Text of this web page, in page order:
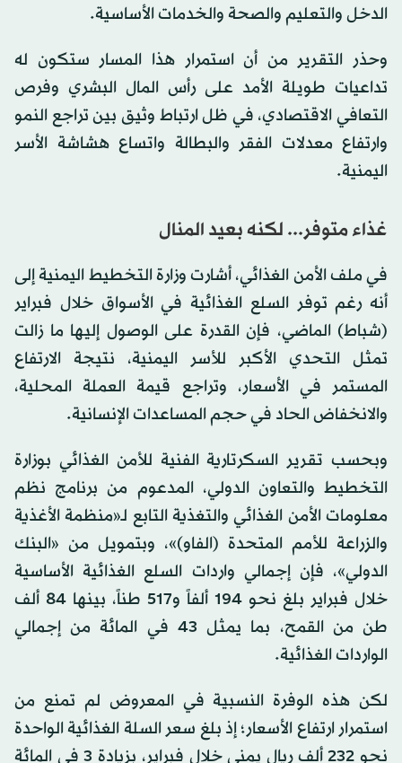
الدخل والتعليم والصحة والخدمات الأساسية.
وحذر التقرير من أن استمرار هذا المسار ستكون له
تداعيات طويلة الأمد على رأس المال البشري وفرص
التعافي الاقتصادي، في ظل ارتباط وثيق بين تراجع النمو
وارتفاع معدلات الفقر والبطالة واتساع هشاشة الأسر
اليمنية.
غذاء متوفر... لكنه بعيد المنال
في ملف الأمن الغذائي، أشارت وزارة التخطيط اليمنية إلى
أنه رغم توفر السلع الغذائية في الأسواق خلال فبراير
(شباط) الماضي، فإن القدرة على الوصول إليها ما زالت
تمثل التحدي الأكبر للأسر اليمنية، نتيجة الارتفاع
المستمر في الأسعار، وتراجع قيمة العملة المحلية،
والانخفاض الحاد في حجم المساعدات الإنسانية.
وبحسب تقرير السكرتارية الفنية للأمن الغذائي بوزارة
التخطيط والتعاون الدولي، المدعوم من برنامج نظم
معلومات الأمن الغذائي والتغذية التابع لـ«منظمة الأغذية
والزراعة للأمم المتحدة (الفاو)»، وبتمويل من «البنك
الدولي»، فإن إجمالي واردات السلع الغذائية الأساسية
خلال فبراير بلغ نحو 194 ألفاً و517 طناً، بينها 84 ألف
طن من القمح، بما يمثل 43 في المائة من إجمالي
الواردات الغذائية.
لكن هذه الوفرة النسبية في المعروض لم تمنع من
استمرار ارتفاع الأسعار؛ إذ بلغ سعر السلة الغذائية الواحدة
نحو 232 ألف ريال يمني خلال فبراير، بزيادة 3 في المائة